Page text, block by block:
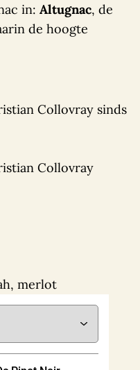
in: Altugnac, de
de hoogte
Collovray sinds
Collovray
merlot